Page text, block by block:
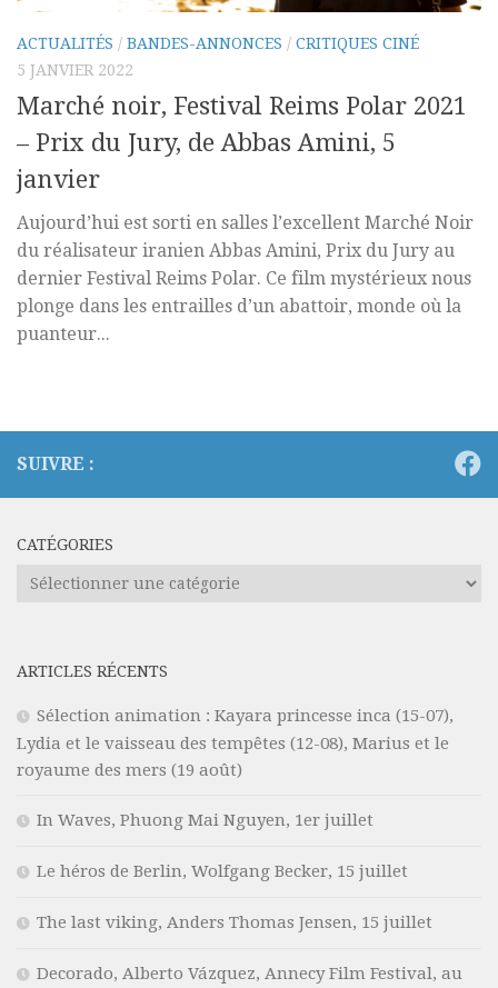
ACTUALITÉS / BANDES-ANNONCES / CRITIQUES CINÉ
5 JANVIER 2022
Marché noir, Festival Reims Polar 2021
– Prix du Jury, de Abbas Amini, 5
janvier
Aujourd’hui est sorti en salles l’excellent Marché Noir
du réalisateur iranien Abbas Amini, Prix du Jury au
dernier Festival Reims Polar. Ce film mystérieux nous
plonge dans les entrailles d’un abattoir, monde où la
puanteur...
SUIVRE :
CATÉGORIES
Catégories
ARTICLES RÉCENTS
Sélection animation : Kayara princesse inca (15-07),
Lydia et le vaisseau des tempêtes (12-08), Marius et le
royaume des mers (19 août)
In Waves, Phuong Mai Nguyen, 1er juillet
Le héros de Berlin, Wolfgang Becker, 15 juillet
The last viking, Anders Thomas Jensen, 15 juillet
Decorado, Alberto Vázquez, Annecy Film Festival, au